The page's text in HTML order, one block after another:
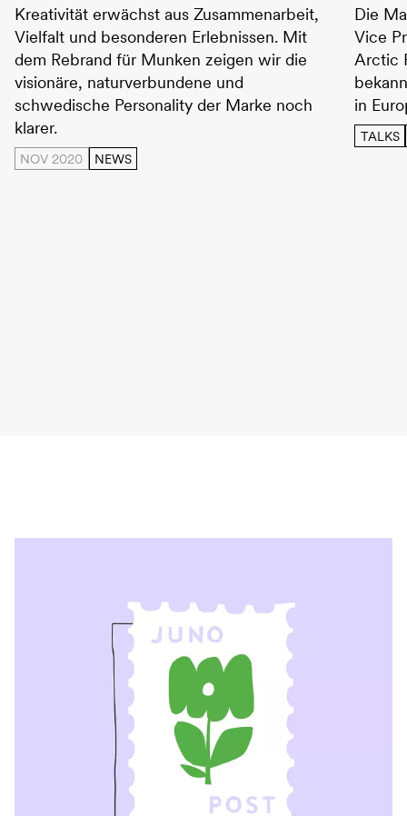
Kreativität erwächst aus Zusammenarbeit,
Vielfalt und besonderen Erlebnissen. Mit
dem Rebrand für Munken zeigen wir die
visionäre, naturverbundene und
schwedische Personality der Marke noch
klarer.
NOV 2020 NEWS
Die
Vice
Arctic
in
TALKS